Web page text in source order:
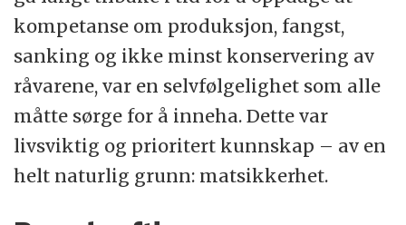
kompetanse om produksjon, fangst,
sanking og ikke minst konservering av
råvarene, var en selvfølgelighet som alle
måtte sørge for å inneha. Dette var
livsviktig og prioritert kunnskap – av en
helt naturlig grunn: matsikkerhet.